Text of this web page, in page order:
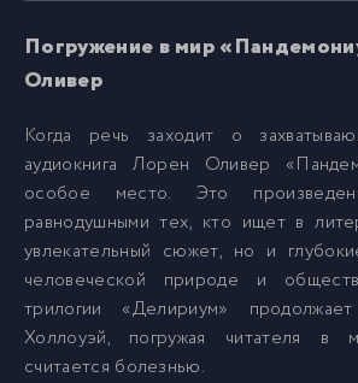
6 006 - Тогда
008 - Тогда
9 009 - Сейчас
10 010 - Тогда
Погружение в мир
Оливер
Когда речь заходит о
аудиокнига Лорен Оливер
особое место. Это
равнодушными тех, кто ищет в
увлекательный сюжет, но и
человеческой природе и
трилогии «Делириум»
Холлоуэй, погружая читателя в
считается болезнью.